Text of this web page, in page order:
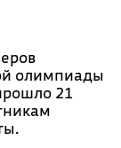
олимпиады
21